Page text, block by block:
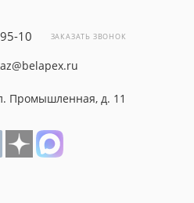
10 ЗАКАЗАТЬ ЗВОНОК
Промышленная, д. 11